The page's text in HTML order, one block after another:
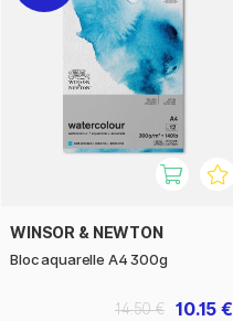
WINSOR & NEWTON
Bloc aquarelle A4 300g
10.15 €
14.50 €